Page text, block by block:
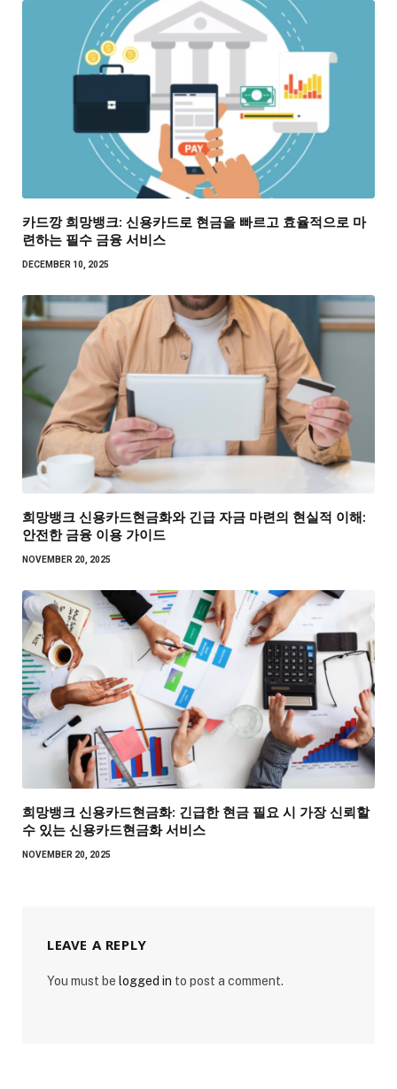
카드깡 희망뱅크: 신용카드로 현금을 빠르고 효율적으로 마
련하는 필수 금융 서비스
DECEMBER 10, 2025
희망뱅크 신용카드현금화와 긴급 자금 마련의 현실적 이해:
안전한 금융 이용 가이드
NOVEMBER 20, 2025
희망뱅크 신용카드현금화: 긴급한 현금 필요 시 가장 신뢰할
수 있는 신용카드현금화 서비스
NOVEMBER 20, 2025
LEAVE A REPLY
You must be logged in to post a comment.